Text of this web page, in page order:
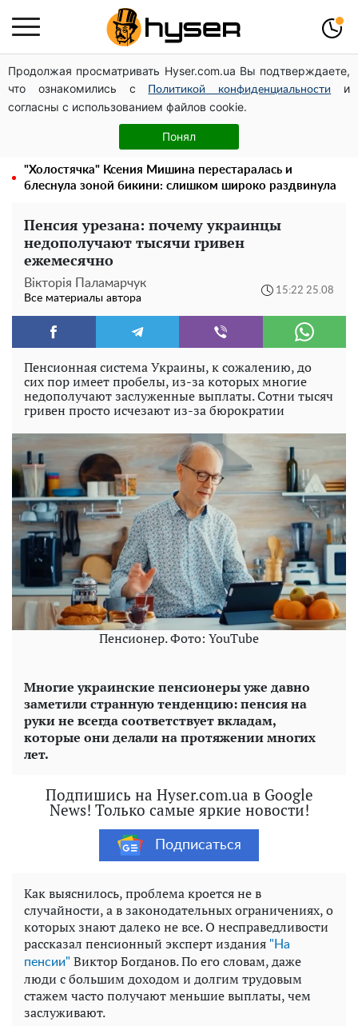
Продолжая просматривать Hyser.com.ua Вы подтверждаете,
что ознакомились с
Политикой конфиденциальности
и
согласны с использованием файлов cookie.
Понял
Дроны с наценкой: Александр Конотопский вывел
миллионы оборонного бюджета через фиктивную
фирму в Эстонии
Полностью голая Анна Тринчер блеснула
"прелестями": таких размеров вы еще не видели
"Холостячка" Ксения Мишина перестаралась и
блеснула зоной бикини: слишком широко раздвинула
Пенсия урезана: почему украинцы
недополучают тысячи гривен
ежемесячно
Вікторія Паламарчук
Все материалы автора
15:22 25.08
Пенсионная система Украины, к сожалению, до
сих пор имеет пробелы, из-за которых многие
недополучают заслуженные выплаты. Сотни тысяч
гривен просто исчезают из-за бюрократии
Пенсионер. Фото: YouTube
Многие украинские пенсионеры уже давно
заметили странную тенденцию: пенсия на
руки не всегда соответствует вкладам,
которые они делали на протяжении многих
лет.
Подпишись на Hyser.com.ua в Google
News! Только самые яркие новости!
Подписаться
Как выяснилось, проблема кроется не в
случайности, а в законодательных ограничениях, о
которых знают далеко не все. О несправедливости
рассказал пенсионный эксперт издания "На
пенсии" Виктор Богданов. По его словам, даже
люди с большим доходом и долгим трудовым
стажем часто получают меньшие выплаты, чем
заслуживают.